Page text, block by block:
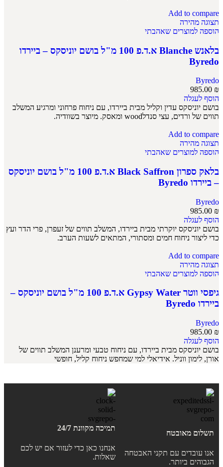
Add to compare
תצוגה מהירה
הוספה למוצרים שאהבתי
בלאנש Blanche א.ד.פ 100 מ"ל בושם יוניסקס – ביירדו
Byredo
Byredo
985.00 ₪
הוסף לעגלה
בושם יוניסקס עדין וקליל מבית ביירדו, עם ניחוח פרחוני ומרגיע המשלב
תווים של ורדים, עצי סנדלwood ומאסק. מיוצר בשוודיה.
Add to compare
תצוגה מהירה
הוספה למוצרים שאהבתי
בלאק ספרון Black Saffron א.ד.פ 100 מ"ל בושם יוניסקס
– ביירדו Byredo
Byredo
985.00 ₪
הוסף לעגלה
בושם יוניסקס יוקרתי מבית ביירדו, המשלב תווים של זעפרן, פרי הדר ועץ
כדי ליצור ניחוח חמים ומסתורי, המתאים לשעות הערב.
Add to compare
תצוגה מהירה
הוספה למוצרים שאהבתי
גיפסי ווטר Gypsy Water א.ד.פ 100 מ"ל בושם יוניסקס –
ביירדו Byredo
Byredo
985.00 ₪
הוסף לעגלה
בושם יוניסקס מבית ביירדו, עם ניחוח טבעי ומרענן המשלב תווים של
אורן, לימון ווניל. אידיאלי למי שמחפש ניחוח קליל, חופשי
תשלום מאובטח
אנו עובדים עם תקני האבטחה
הגבוהים ביותר.
תמיכה מקוונת 24/7
אנחנו כאן כדי לעזור אם יש לכם
שאלות.